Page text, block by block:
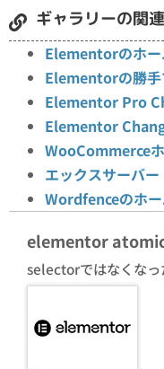
ギャラリーの関
Elementorのホー
Elementorの勝手
Elementor Pro
Elementor
WooCommerce
エックスサーバー
Wordfenceのホ
elementor atomic
selectorではなくなっ